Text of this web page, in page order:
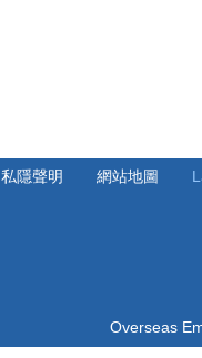
私隱聲明 網站地圖
Overseas